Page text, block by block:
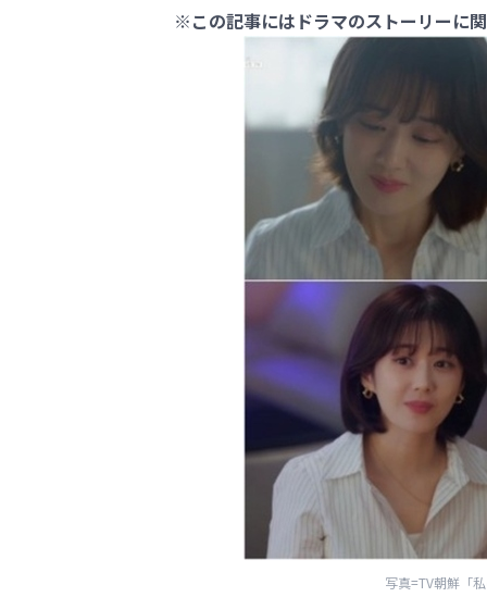
※この記事にはドラマのストーリーに関
写真=TV朝鮮「